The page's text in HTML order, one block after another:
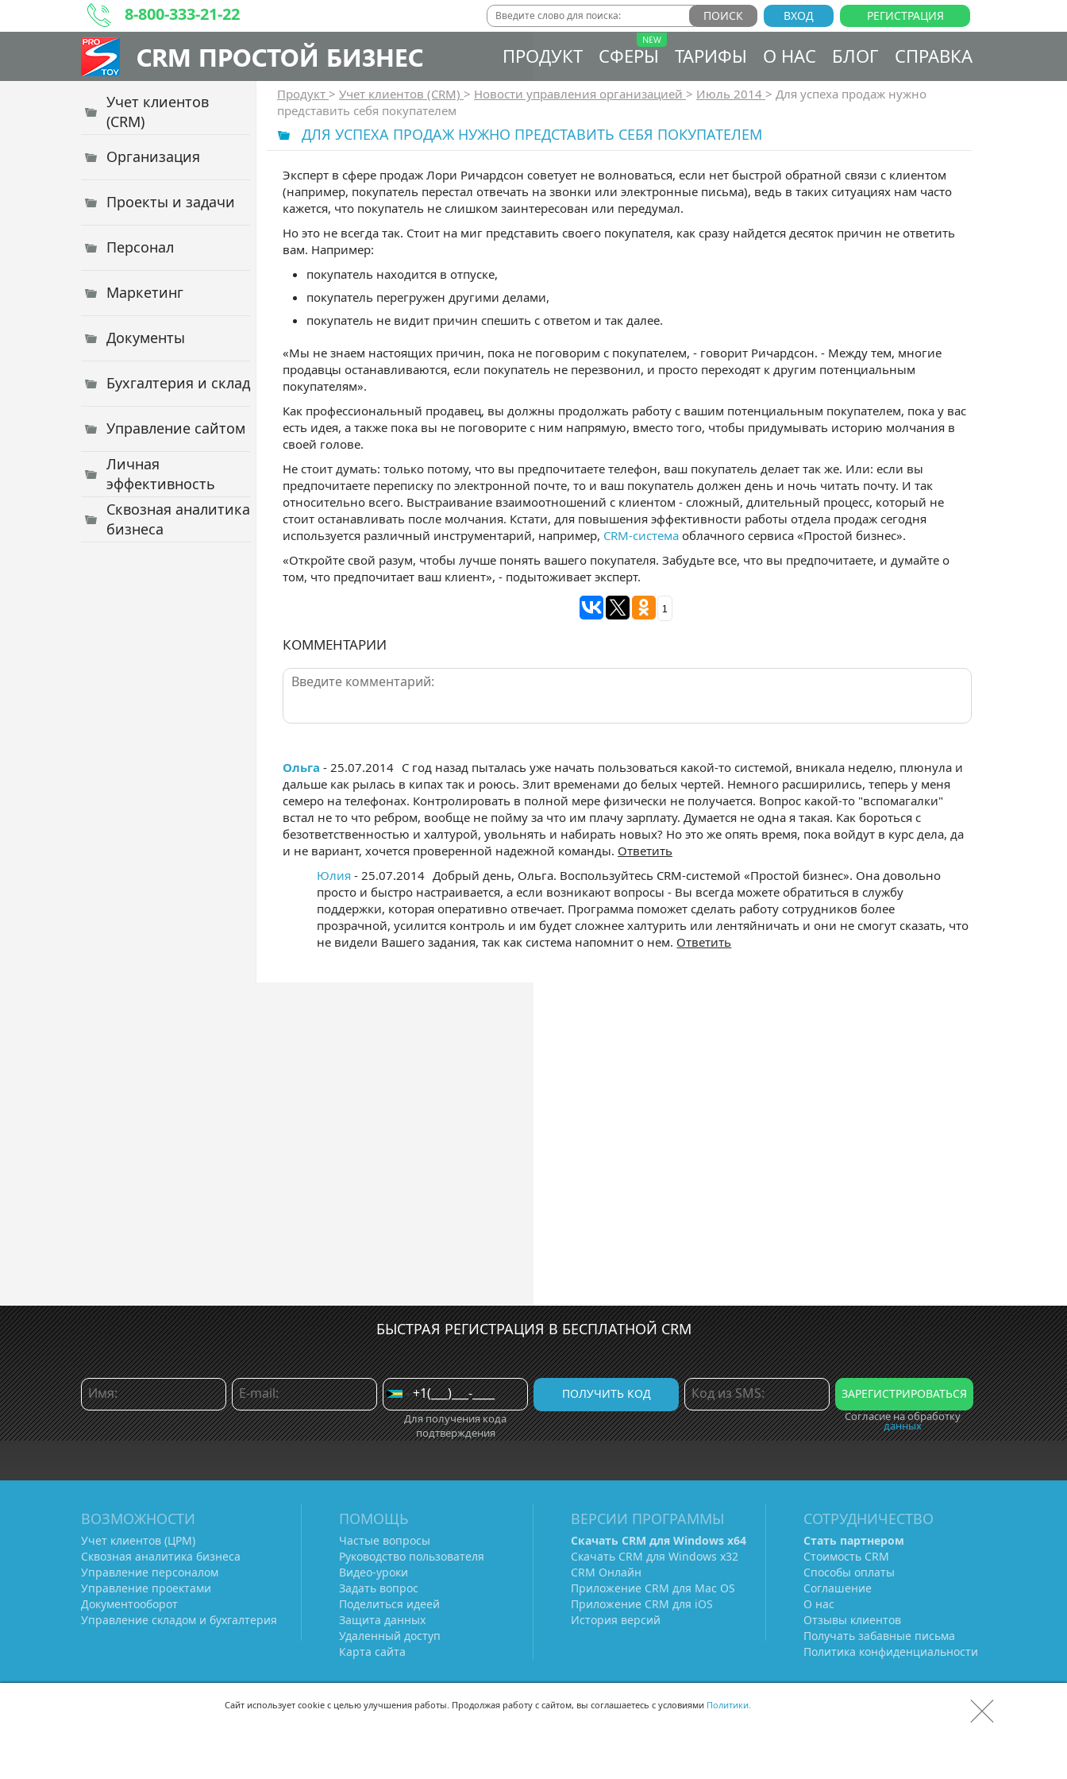
8-800-333-21-22 РЕГИСТРАЦИЯ
ВХОД
CRM ПРОСТОЙ БИЗНЕС ПРОДУКТ СФЕРЫ ТАРИФЫ О НАС БЛОГ СПРАВКА
Учет клиентов
(CRM)
Организация
Проекты и задачи
Персонал
Маркетинг
Документы
Бухгалтерия и склад
Управление сайтом
Личная
эффективность
Сквозная аналитика
бизнеса
Продукт > Учет клиентов (CRM) > Новости управления организацией > Июль 2014 > Для успеха продаж нужно
представить себя покупателем
ДЛЯ УСПЕХА ПРОДАЖ НУЖНО ПРЕДСТАВИТЬ СЕБЯ ПОКУПАТЕЛЕМ
Эксперт в сфере продаж Лори Ричардсон советует не волноваться, если нет быстрой обратной связи с клиентом
(например, покупатель перестал отвечать на звонки или электронные письма), ведь в таких ситуациях нам часто
кажется, что покупатель не слишком заинтересован или передумал.
Но это не всегда так. Стоит на миг представить своего покупателя, как сразу найдется десяток причин не ответить
вам. Например:
покупатель находится в отпуске,
покупатель перегружен другими делами,
покупатель не видит причин спешить с ответом и так далее.
«Мы не знаем настоящих причин, пока не поговорим с покупателем, - говорит Ричардсон. - Между тем, многие
продавцы останавливаются, если покупатель не перезвонил, и просто переходят к другим потенциальным
покупателям».
Как профессиональный продавец, вы должны продолжать работу с вашим потенциальным покупателем, пока у вас
есть идея, а также пока вы не поговорите с ним напрямую, вместо того, чтобы придумывать историю молчания в
своей голове.
Не стоит думать: только потому, что вы предпочитаете телефон, ваш покупатель делает так же. Или: если вы
предпочитаете переписку по электронной почте, то и ваш покупатель должен день и ночь читать почту. И так
относительно всего. Выстраивание взаимоотношений с клиентом - сложный, длительный процесс, который не
стоит останавливать после молчания. Кстати, для повышения эффективности работы отдела продаж сегодня
используется различный инструментарий, например, CRM-система облачного сервиса «Простой бизнес».
«Откройте свой разум, чтобы лучше понять вашего покупателя. Забудьте все, что вы предпочитаете, и думайте о
том, что предпочитает ваш клиент», - подытоживает эксперт.
1
КОММЕНТАРИИ
Ольга - 25.07.2014 С год назад пыталась уже начать пользоваться какой-то системой, вникала неделю, плюнула и
дальше как рылась в кипах так и роюсь. Злит временами до белых чертей. Немного расширились, теперь у меня
семеро на телефонах. Контролировать в полной мере физически не получается. Вопрос какой-то "вспомагалки"
встал не то что ребром, вообще не пойму за что им плачу зарплату. Думается не одна я такая. Как бороться с
безответственностью и халтурой, увольнять и набирать новых? Но это же опять время, пока войдут в курс дела, да
и не вариант, хочется проверенной надежной команды. Ответить
Юлия - 25.07.2014 Добрый день, Ольга. Воспользуйтесь CRM-системой «Простой бизнес». Она довольно
просто и быстро настраивается, а если возникают вопросы - Вы всегда можете обратиться в службу
поддержки, которая оперативно отвечает. Программа поможет сделать работу сотрудников более
прозрачной, усилится контроль и им будет сложнее халтурить или лентяйничать и они не смогут сказать, что
не видели Вашего задания, так как система напомнит о нем. Ответить
БЫСТРАЯ РЕГИСТРАЦИЯ В БЕСПЛАТНОЙ CRM
Для получения кода
подтверждения
Согласие на обработку
данных
ВОЗМОЖНОСТИ
Учет клиентов (ЦРМ)
Сквозная аналитика бизнеса
Управление персоналом
Управление проектами
Документооборот
Управление складом и бухгалтерия
ПОМОЩЬ
Частые вопросы
Руководство пользователя
Видео-уроки
Задать вопрос
Поделиться идеей
Защита данных
Удаленный доступ
Карта сайта
ВЕРСИИ ПРОГРАММЫ
Скачать CRM для Windows х64
Скачать CRM для Windows х32
CRM Онлайн
Приложение CRM для Mac OS
Приложение CRM для iOS
История версий
СОТРУДНИЧЕСТВО
Стать партнером
Стоимость CRM
Способы оплаты
Соглашение
О нас
Отзывы клиентов
Получать забавные письма
Политика конфиденциальности
Сайт использует cookie с целью улучшения работы. Продолжая работу с сайтом, вы соглашаетесь с условиями Политики.